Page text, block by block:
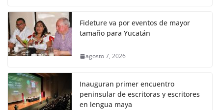
Fideture va por eventos de mayor
tamaño para Yucatán
agosto 7, 2026
Inauguran primer encuentro
peninsular de escritoras y escritores
en lengua maya